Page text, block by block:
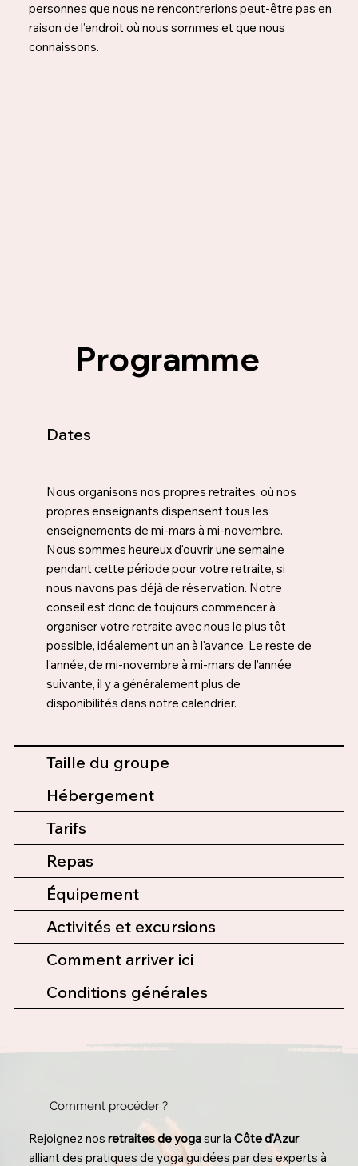
Programme
Dates
Nous organisons nos propres retraites, où nos
propres enseignants dispensent tous les
enseignements de mi-mars à mi-novembre.
Nous sommes heureux d'ouvrir une semaine
pendant cette période pour votre retraite, si
nous n'avons pas déjà de réservation. Notre
conseil est donc de toujours commencer à
organiser votre retraite avec nous le plus tôt
possible, idéalement un an à l'avance. Le reste de
l'année, de mi-novembre à mi-mars de l'année
suivante, il y a généralement plus de
disponibilités dans notre calendrier.
Taille du groupe
Hébergement
Tarifs
Repas
Équipement
Activités et excursions
Comment arriver ici
Conditions générales
Comment procéder ?
Rejoignez nos retraites de yogasur la Côte d'Azur,
alliant des pratiques de yoga guidées par des experts à
personnes que nous ne rencontrerions peut-être pas en
raison de l’endroit où nous sommes et que nous
connaissons.